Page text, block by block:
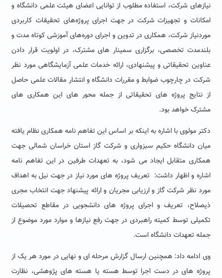
نیازهای شرکت، استفاده مطلوب از توانایی اعضای هیئت علمی دانشگاه و
امکانات و تجهیزات شرکت در جهت اجرای پروژه‌های تحقیقات کاربردی
موردنیاز شرکت، همکاری در تدوین و اجرای دوره‌های آموزشی کوتاه مدت و
بلندمدت تخصصی، برگزاری سمینار های مشترک، در اولویت قرار دادن
عناوین تحقیقاتی و پیشنهادی، ارائه خدمات علمی آزمایشگاهی مورد نظر
شرکت در چارچوب ضوابط و مقررات دانشگاه و انتشار مقالات علمی حاصل
از نتایج پروژه های تحقیقاتی از جمله محور های این همکاری های
مشترک خواهد بود.
دکتر مولوی با اشاره به اینکه بر اساس این تفاهم نامه همکاری نظام یافته
میان دانشگاه حکیم سبزواری و شرکت گاز استان خراسان شمالی جهت
همکاری متقابل ایجاد می شود، به تعهدات طرفین در این تفاهم نامه
اشاره و اظهار داشت: تعریف پروژه های مورد نیاز در جهت نیل به اهداف
مورد نظر شرکت گاز و ارزیابی مجریان و ارائه پیشنهاد جهت انتخاب مجری
ذیصلاح، تعریف و اجرای پروژه های دانشجویی در مقاطع تحصیلات
تکمیلی توسط کمیته راهبردی در جهت رفع نیازها و موارد مورد موضوع از
جمله تعهدات دانشگاه است.
وی ادامه داد: همچنین ارسال گزارش مرحله ای و نهایی در مورد هر یک از
پروژه های در دست اجرا توسط هسته یا هسته های پژوهشی، نظارت